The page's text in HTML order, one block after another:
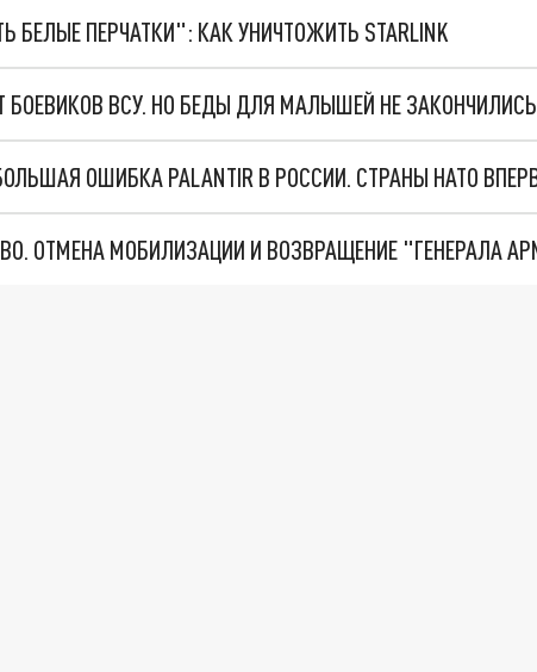
БЕЛЫЕ ПЕРЧАТКИ": КАК УНИЧТОЖИТЬ STARLINK
ВСУ. НО БЕДЫ ДЛЯ МАЛЫШЕЙ НЕ ЗАКОНЧИЛИСЬ